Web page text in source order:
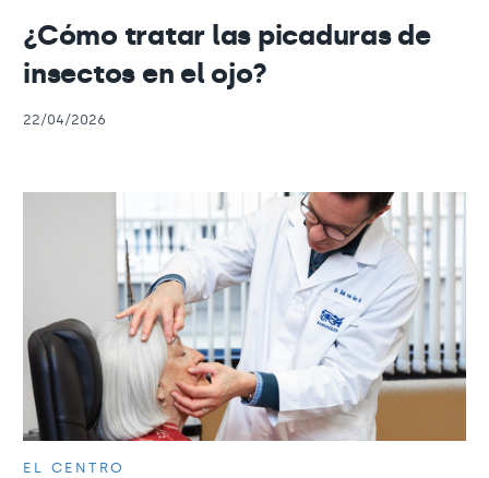
¿Cómo tratar las picaduras de
insectos en el ojo?
22/04/2026
EL CENTRO